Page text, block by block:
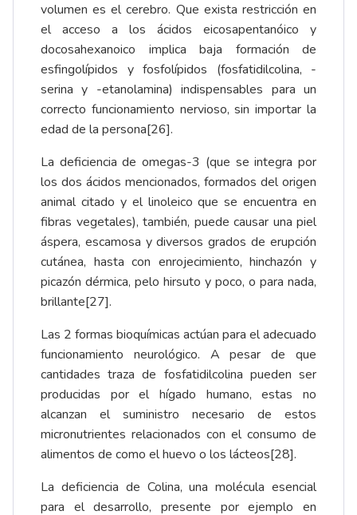
volumen es el cerebro. Que exista restricción en
el acceso a los ácidos eicosapentanóico y
docosahexanoico implica baja formación de
esfingolípidos y fosfolípidos (fosfatidilcolina, -
serina y -etanolamina) indispensables para un
correcto funcionamiento nervioso, sin importar la
edad de la persona[26].
La deficiencia de omegas-3 (que se integra por
los dos ácidos mencionados, formados del origen
animal citado y el linoleico que se encuentra en
fibras vegetales), también, puede causar una piel
áspera, escamosa y diversos grados de erupción
cutánea, hasta con enrojecimiento, hinchazón y
picazón dérmica, pelo hirsuto y poco, o para nada,
brillante[27].
Las 2 formas bioquímicas actúan para el adecuado
funcionamiento neurológico. A pesar de que
cantidades traza de fosfatidilcolina pueden ser
producidas por el hígado humano, estas no
alcanzan el suministro necesario de estos
micronutrientes relacionados con el consumo de
alimentos de como el huevo o los lácteos[28].
La deficiencia de Colina, una molécula esencial
para el desarrollo, presente por ejemplo en